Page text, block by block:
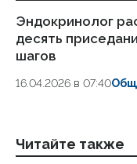
Эндокринолог
десять
шагов
16.04.2026 в 07:40
Читайте также